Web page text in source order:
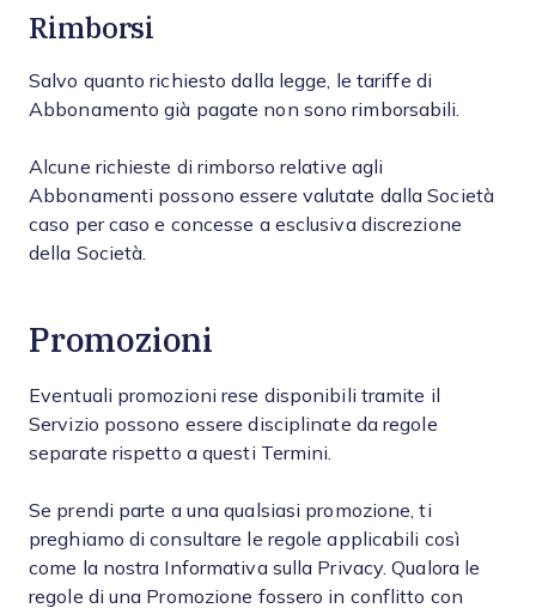
Rimborsi
Salvo quanto richiesto dalla legge, le tariffe di
Abbonamento già pagate non sono rimborsabili.
Alcune richieste di rimborso relative agli
Abbonamenti possono essere valutate dalla Società
caso per caso e concesse a esclusiva discrezione
della Società.
Promozioni
Eventuali promozioni rese disponibili tramite il
Servizio possono essere disciplinate da regole
separate rispetto a questi Termini.
Se prendi parte a una qualsiasi promozione, ti
preghiamo di consultare le regole applicabili così
come la nostra Informativa sulla Privacy. Qualora le
regole di una Promozione fossero in conflitto con